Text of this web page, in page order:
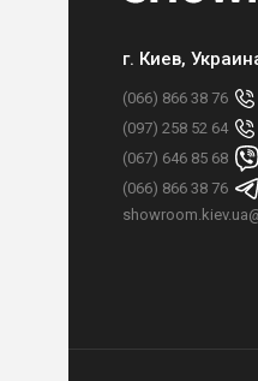
г. Киев,
(066) 866 38 76
(097) 258 52 64
(067) 646 85 68
(066) 866 38 76